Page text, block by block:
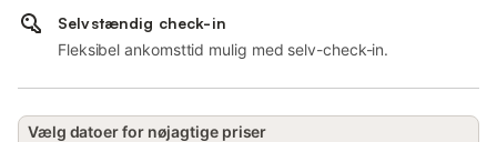
Selvstændig check-in
Fleksibel ankomsttid mulig med selv-check-in.
Vælg datoer for nøjagtige priser